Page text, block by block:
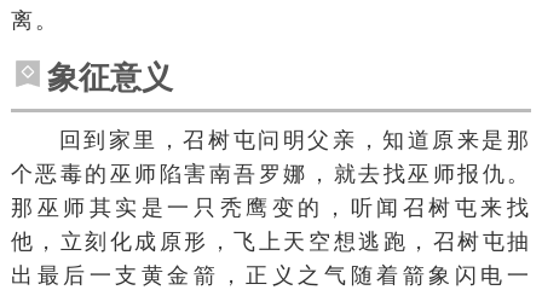
离。
象征意义
回到家里，召树屯问明父亲，知道原来是那
个恶毒的巫师陷害南吾罗娜，就去找巫师报仇。
那巫师其实是一只 秃鹰 变的，听闻召树屯来找
他，立刻化成原形，飞上天空想逃跑，召树屯抽
出最后一支黄金箭，正义之气随着箭象闪电一